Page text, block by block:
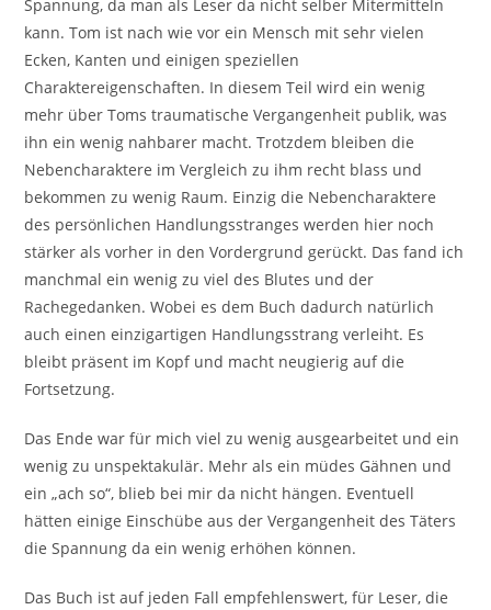
Spannung, da man als Leser da nicht selber Mitermitteln
kann. Tom ist nach wie vor ein Mensch mit sehr vielen
Ecken, Kanten und einigen speziellen
Charaktereigenschaften. In diesem Teil wird ein wenig
mehr über Toms traumatische Vergangenheit publik, was
ihn ein wenig nahbarer macht. Trotzdem bleiben die
Nebencharaktere im Vergleich zu ihm recht blass und
bekommen zu wenig Raum. Einzig die Nebencharaktere
des persönlichen Handlungsstranges werden hier noch
stärker als vorher in den Vordergrund gerückt. Das fand ich
manchmal ein wenig zu viel des Blutes und der
Rachegedanken. Wobei es dem Buch dadurch natürlich
auch einen einzigartigen Handlungsstrang verleiht. Es
bleibt präsent im Kopf und macht neugierig auf die
Fortsetzung.
Das Ende war für mich viel zu wenig ausgearbeitet und ein
wenig zu unspektakulär. Mehr als ein müdes Gähnen und
ein „ach so“, blieb bei mir da nicht hängen. Eventuell
hätten einige Einschübe aus der Vergangenheit des Täters
die Spannung da ein wenig erhöhen können.
Das Buch ist auf jeden Fall empfehlenswert, für Leser, die